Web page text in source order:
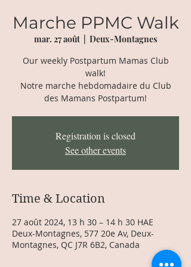
Marche PPMC Walk
mar. 27 août
Deux-Montagnes
Our weekly Postpartum Mamas Club
walk!
Notre marche hebdomadaire du Club
des Mamans Postpartum!
Registration is closed
See other events
Time & Location
27 août 2024, 13 h 30 – 14 h 30 HAE
Deux-Montagnes, 577 20e Av, Deux-
Montagnes, QC J7R 6B2, Canada